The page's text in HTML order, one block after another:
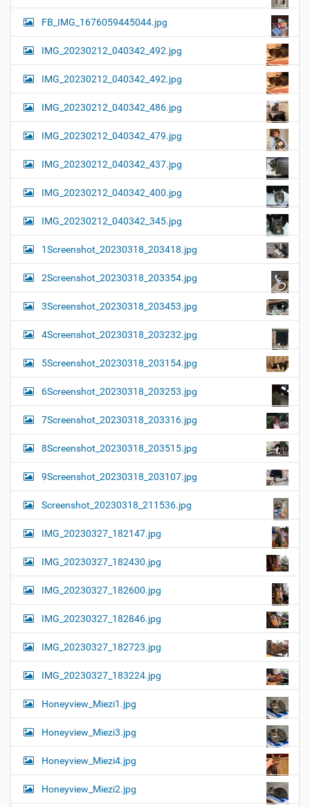
FB_IMG_1676059445044.jpg
IMG_20230212_040342_492.jpg
IMG_20230212_040342_492.jpg
IMG_20230212_040342_486.jpg
IMG_20230212_040342_479.jpg
IMG_20230212_040342_437.jpg
IMG_20230212_040342_400.jpg
IMG_20230212_040342_345.jpg
1Screenshot_20230318_203418.jpg
2Screenshot_20230318_203354.jpg
3Screenshot_20230318_203453.jpg
4Screenshot_20230318_203232.jpg
5Screenshot_20230318_203154.jpg
6Screenshot_20230318_203253.jpg
7Screenshot_20230318_203316.jpg
8Screenshot_20230318_203515.jpg
9Screenshot_20230318_203107.jpg
Screenshot_20230318_211536.jpg
IMG_20230327_182147.jpg
IMG_20230327_182430.jpg
IMG_20230327_182600.jpg
IMG_20230327_182846.jpg
IMG_20230327_182723.jpg
IMG_20230327_183224.jpg
Honeyview_Miezi1.jpg
Honeyview_Miezi3.jpg
Honeyview_Miezi4.jpg
Honeyview_Miezi2.jpg